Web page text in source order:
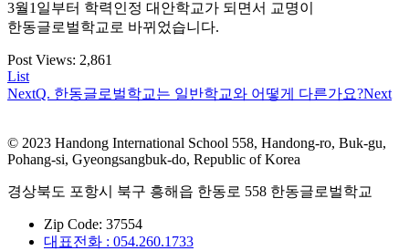
3월1일부터 학력인정 대안학교가 되면서 교명이
한동글로벌학교로 바뀌었습니다.
Post Views: 2,861
List
NextQ. 한동글로벌학교는 일반학교와 어떻게 다른가요?Next
© 2023 Handong International School 558, Handong-ro, Buk-gu,
Pohang-si, Gyeongsangbuk-do, Republic of Korea
경상북도 포항시 북구 흥해읍 한동로 558 한동글로벌학교
Zip Code: 37554
대표전화 : 054.260.1733